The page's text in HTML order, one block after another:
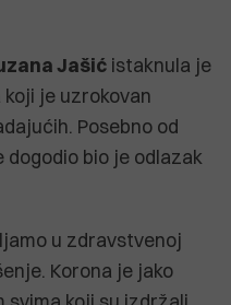
Jašić istaknula je
je uzrokovan
Posebno od
dogodio bio je odlazak
u zdravstvenoj
Korona je jako